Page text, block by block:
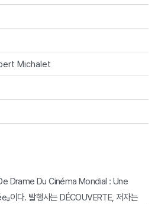
Michalet
Drame Du Cinéma Mondial : Une
이다. 발행사는 DÉCOUVERTE, 저자는